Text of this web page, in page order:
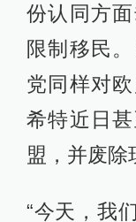
份认同方
限制移民
党同样对
希特近日
盟，并废除
“今天，我